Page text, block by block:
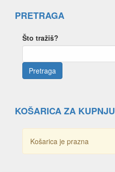
PRETRAGA
Što tražiš?
KOŠARICA ZA KUPNJU
Košarica je prazna